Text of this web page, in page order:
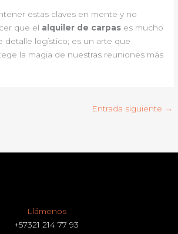
estas claves en mente y no
que el alquiler de carpas es mucho
detalle logístico; es un arte que
la magia de nuestras reuniones más
Entrada siguiente →
Llámenos
+57321 214 77 93